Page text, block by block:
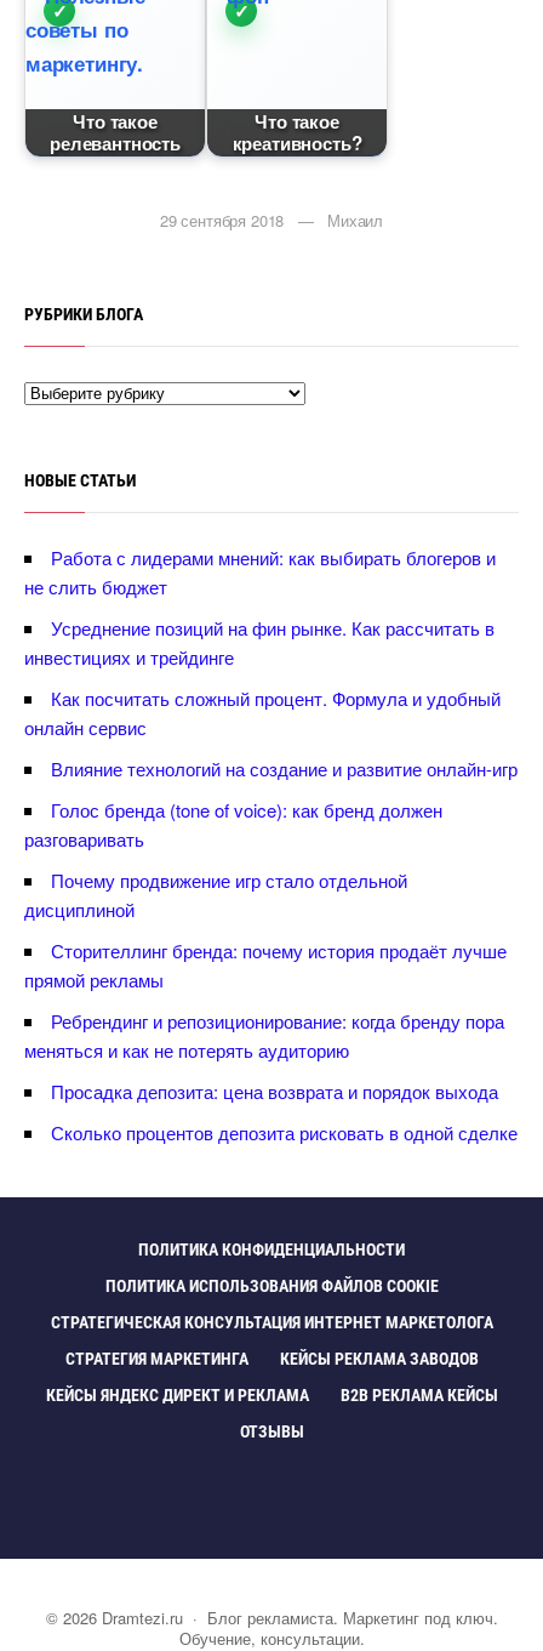
Что такое
релевантность
Что такое
креативность?
29 сентября 2018 — Михаил
РУБРИКИ БЛОГА
НОВЫЕ СТАТЬИ
Работа с лидерами мнений: как выбирать блогеров и
не слить бюджет
Усреднение позиций на фин рынке. Как рассчитать
инвестициях и трейдинге
Как посчитать сложный процент. Формула и удобный
онлайн сервис
лияние технологий на создание и развитие онлайн-игр
Голос бренда (tone of voice): как бренд должен
разговаривать
Почему продвижение игр стало отдельной
дисциплиной
Сторителлинг бренда: почему история продаёт лучше
прямой рекламы
Ребрендинг и репозиционирование: когда бренду пора
меняться и как не потерять аудиторию
Просадка депозита: цена возврата и порядок выхода
Сколько процентов депозита рисковать в одной сделке
ПОЛИТИКА КОНФИДЕНЦИАЛЬНОСТИ
ПОЛИТИКА ИСПОЛЬЗОВАНИЯ ФАЙЛОВ COOKIE
СТРАТЕГИЧЕСКАЯ КОНСУЛЬТАЦИЯ ИНТЕРНЕТ МАРКЕТОЛОГА
СТРАТЕГИЯ МАРКЕТИНГА
КЕЙСЫ РЕКЛАМА ЗАВОДО
КЕЙСЫ ЯНДЕКС ДИРЕКТ И РЕКЛАМА
B2B РЕКЛАМА КЕЙСЫ
ОТЗЫВЫ
© 2026 Dramtezi.ru· Блог рекламиста. Маркетинг под ключ.
Обучение, консультации.